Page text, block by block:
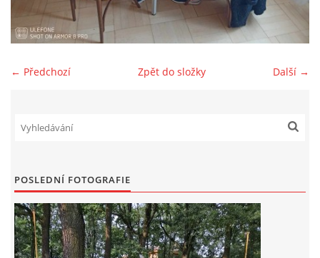
Old Fiat Club historie
Vývozy a osvědčení
Benzín - Čas bioblaženosti přichází
← Předchozí Další →
Zpět do složky
POSLEDNÍ FOTOGRAFIE